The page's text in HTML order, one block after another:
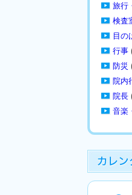
旅行
検査
目の
行事
防災
院内
院長
音楽